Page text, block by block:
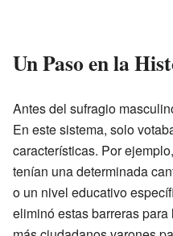
Un Paso en la
Antes del sufragio
En este sistema, solo
características. Por
tenían una determinada
o un nivel educativo
eliminó estas barreras